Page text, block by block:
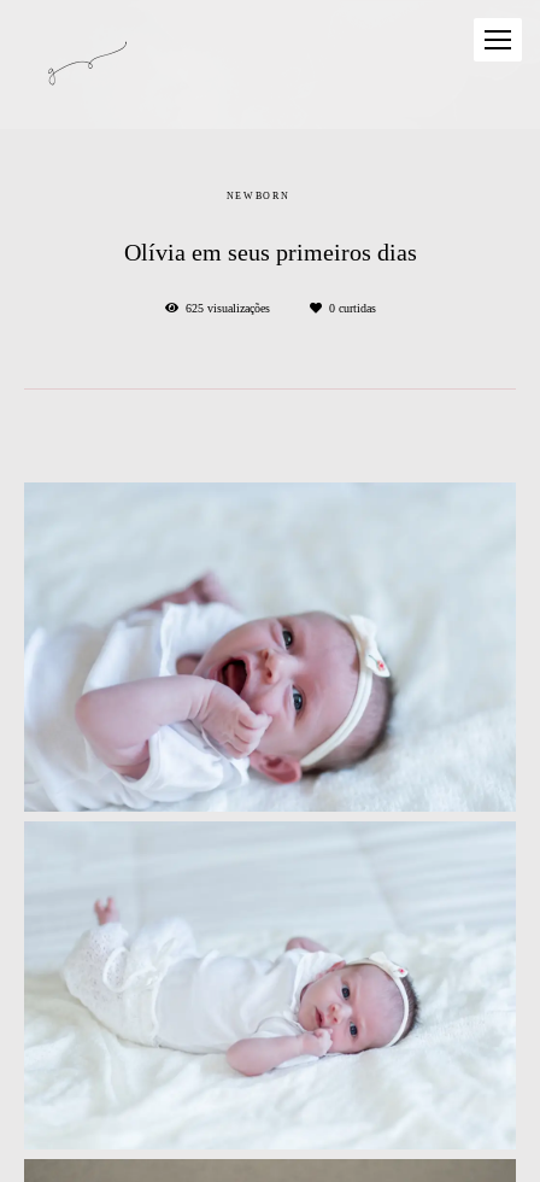
NEWBORN
Olívia em seus primeiros dias
625visualizações 0curtidas